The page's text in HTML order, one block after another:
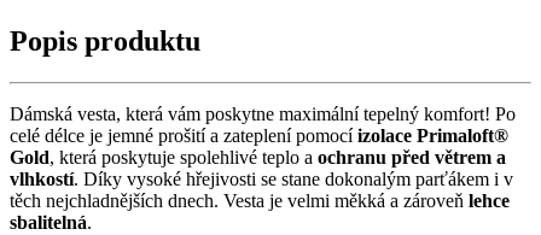
Popis produktu
Dámská vesta, která vám poskytne maximální tepelný komfort! Po
celé délce je jemné prošití a zateplení pomocíizolace Primaloft®
Gold, která poskytuje spolehlivé teplo a ochranu před větrem a
vlhkostí. Díky vysoké hřejivosti se stane dokonalým parťákem i v
těch nejchladnějších dnech. Vesta je velmi měkká a zároveň lehce
sbalitelná.